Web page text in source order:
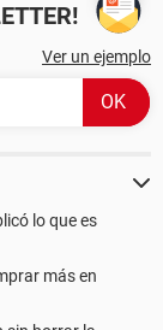
Ver un ejemplo
lo que es
más en